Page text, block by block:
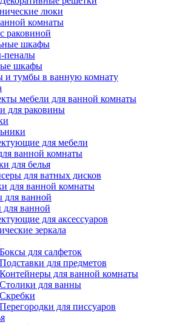
люки
комнаты
раковиной
шкафы
шкафы
и тумбы в ванную комнату
мебели для ванной комнаты
для раковины
для мебели
ванной комнаты
для белья
для ватных дисков
для ванной комнаты
для ванной
ванной
для аксессуаров
зеркала
для салфеток
для предметов
для ванной комнаты
для ванны
для писсуаров